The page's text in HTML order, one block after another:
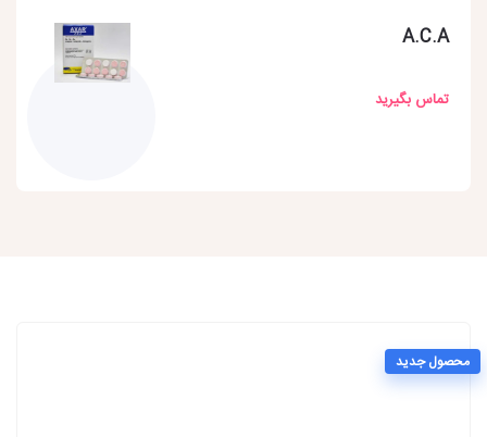
A.C.A
تماس بگیرید
محصول جدید